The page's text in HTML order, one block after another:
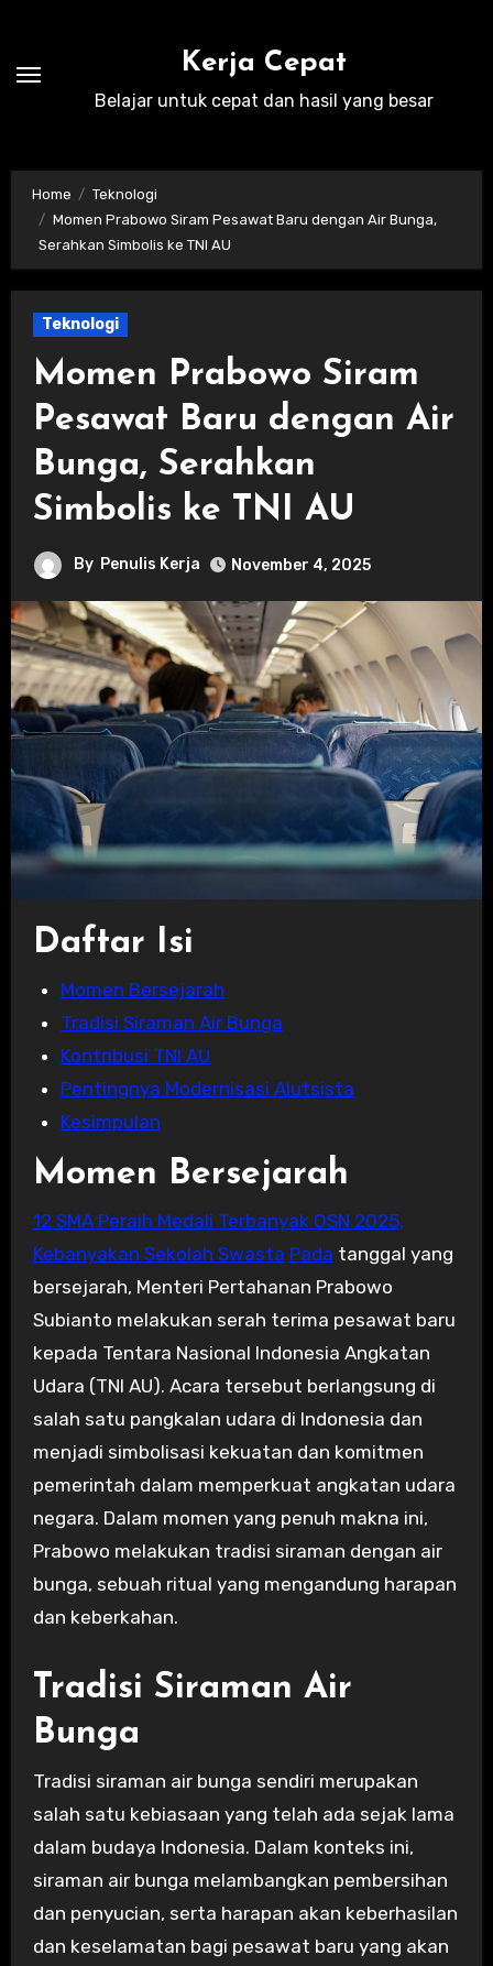
content
Kerja Cepat
Belajar untuk cepat dan hasil yang besar
Home
Teknologi
Momen Prabowo Siram Pesawat Baru dengan Air Bunga,
Serahkan Simbolis ke TNI AU
Teknologi
Momen Prabowo Siram
Pesawat Baru dengan Air
Bunga, Serahkan
Simbolis ke TNI AU
By Penulis Kerja November 4, 2025
Daftar Isi
Momen Bersejarah
Tradisi Siraman Air Bunga
Kontribusi TNI AU
Pentingnya Modernisasi Alutsista
Kesimpulan
Momen Bersejarah
12 SMA Peraih Medali Terbanyak OSN 2025,
Kebanyakan Sekolah Swasta Pada tanggal yang
bersejarah, Menteri Pertahanan Prabowo
Subianto melakukan serah terima pesawat baru
kepada Tentara Nasional Indonesia Angkatan
Udara (TNI AU). Acara tersebut berlangsung di
salah satu pangkalan udara di Indonesia dan
menjadi simbolisasi kekuatan dan komitmen
pemerintah dalam memperkuat angkatan udara
negara. Dalam momen yang penuh makna ini,
Prabowo melakukan tradisi siraman dengan air
bunga, sebuah ritual yang mengandung harapan
dan keberkahan.
Tradisi Siraman Air
Bunga
Tradisi siraman air bunga sendiri merupakan
salah satu kebiasaan yang telah ada sejak lama
dalam budaya Indonesia. Dalam konteks ini,
siraman air bunga melambangkan pembersihan
dan penyucian, serta harapan akan keberhasilan
dan keselamatan bagi pesawat baru yang akan